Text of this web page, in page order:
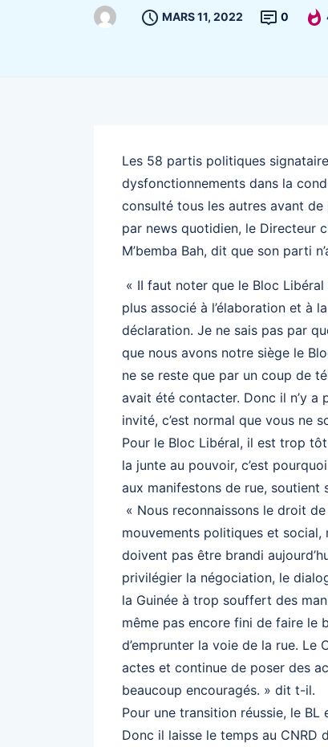
MARS 11, 2022 0
Les 58 partis politiques
dysfonctionnements dans la
consulté tous les autres avant
par news quotidien, le Directeur
M’bemba Bah, dit que son parti
« II faut noter que le Bloc Libéral
plus associé à l’élaboration et à
déclaration. Je ne sais pas par
que nous avons notre siège le
ne se reste que par un coup de
avait été contacter. Donc il n’y a
invité, c’est normal que vous ne
Pour le Bloc Libéral, il est trop
la junte au pouvoir, c’est
aux manifestons de rue, soutient
« Nous reconnaissons le droit
mouvements politiques et social,
doivent pas être brandi
privilégier la négociation, le
la Guinée à trop souffert des
même pas encore fini de faire le
d’emprunter la voie de la rue. Le
actes et continue de poser des
beaucoup encouragés. » dit t-il.
Pour une transition réussie, le
Donc il laisse le temps au